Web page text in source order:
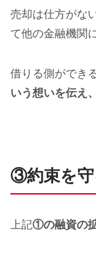
売却は仕方がな
て他の金融機関
借りる側ができ
いう想いを伝え
③約束を守
上記①の融資の